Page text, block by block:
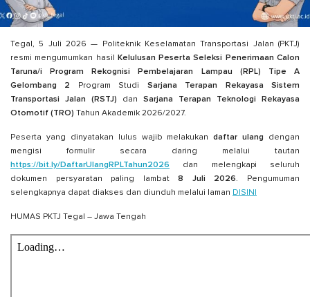
Tegal, 5 Juli 2026 — Politeknik Keselamatan Transportasi Jalan (PKTJ)
resmi mengumumkan hasil
Kelulusan Peserta Seleksi Penerimaan Calon
Taruna/i Program Rekognisi Pembelajaran Lampau (RPL) Tipe A
Gelombang 2
Program Studi Sarjana Terapan Rekayasa Sistem
Transportasi Jalan (RSTJ) dan Sarjana Terapan Teknologi Rekayasa
Otomotif (TRO) Tahun Akademik 2026/2027.
Peserta yang dinyatakan lulus wajib melakukandaftar ulang dengan
mengisi formulir secara daring melalui tautan
https://bit.ly/DaftarUlangRPLTahun2026 dan melengkapi seluruh
dokumen persyaratan paling lambat8 Juli 2026. Pengumuman
selengkapnya dapat diakses dan diunduh melalui laman DISINI
HUMAS PKTJ Tegal – Jawa Tengah